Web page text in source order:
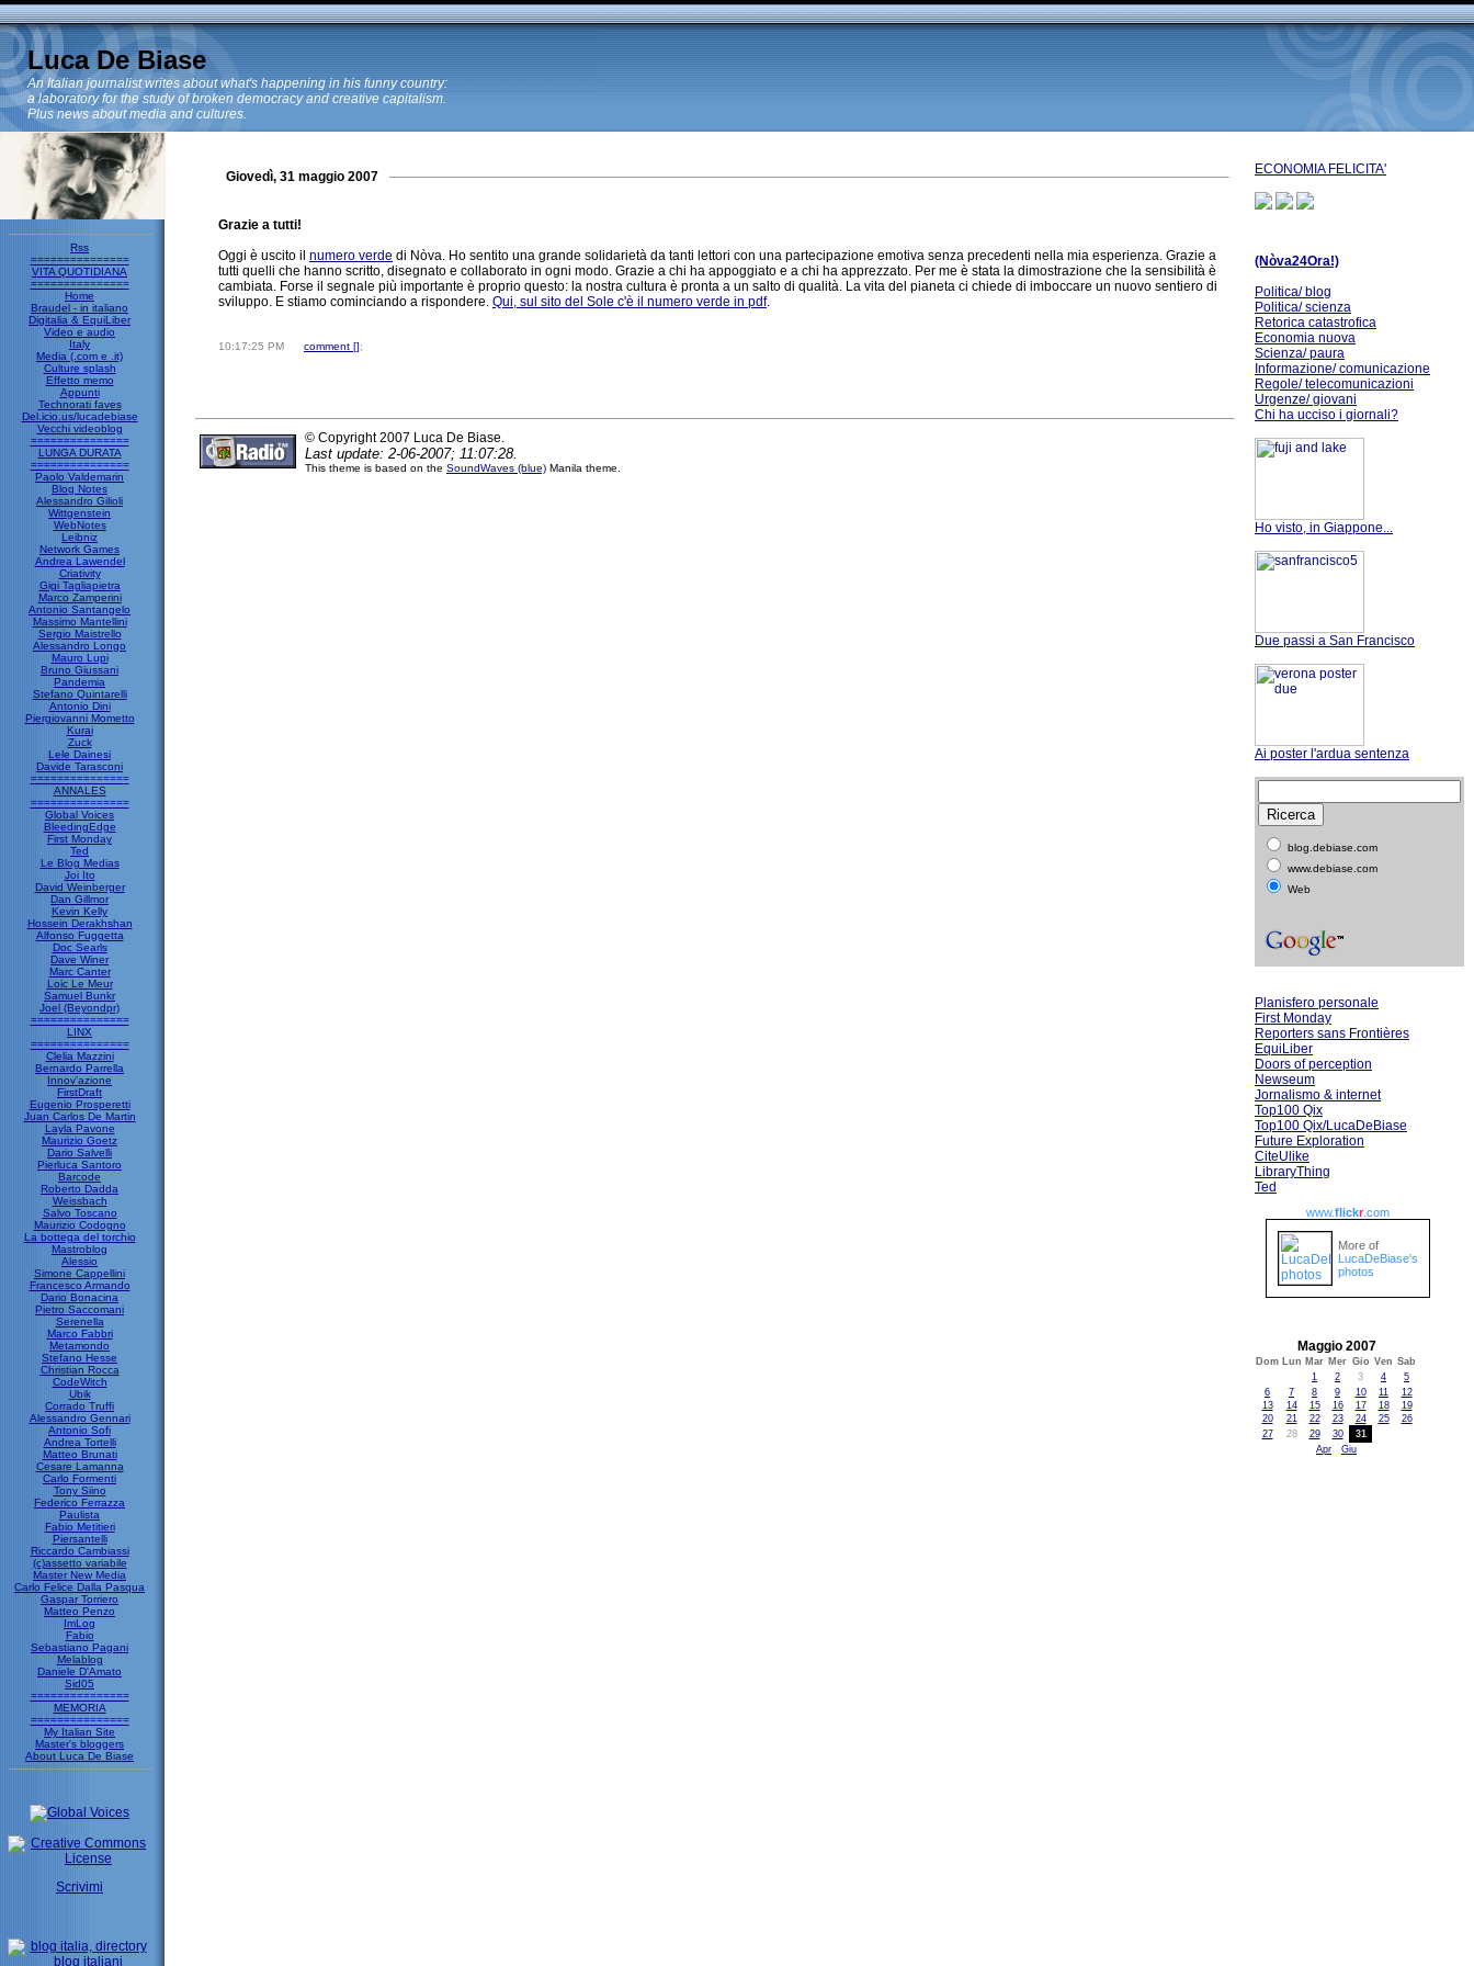
Luca De Biase
An Italian journalist writes about what's happening in his funny country:
a laboratory for the study of broken democracy and creative capitalism.
Plus news about media and cultures.
Rss
===============
VITA QUOTIDIANA
===============
Home
Braudel - in italiano
Digitalia & EquiLiber
Video e audio
Italy
Media (.com e .it)
Culture splash
Effetto memo
Appunti
Technorati faves
Del.icio.us/lucadebiase
Vecchi videoblog
===============
LUNGA DURATA
===============
Paolo Valdemarin
Blog Notes
Alessandro Gilioli
Wittgenstein
WebNotes
Leibniz
Network Games
Andrea Lawendel
Criativity
Gigi Tagliapietra
Marco Zamperini
Antonio Santangelo
Massimo Mantellini
Sergio Maistrello
Alessandro Longo
Mauro Lupi
Bruno Giussani
Pandemia
Stefano Quintarelli
Antonio Dini
Piergiovanni Mometto
Kurai
Zuck
Lele Dainesi
Davide Tarasconi
===============
ANNALES
===============
Global Voices
BleedingEdge
First Monday
Ted
Le Blog Medias
Joi Ito
David Weinberger
Dan Gillmor
Kevin Kelly
Hossein Derakhshan
Alfonso Fuggetta
Doc Searls
Dave Winer
Marc Canter
Loic Le Meur
Samuel Bunkr
Joel (Beyondpr)
===============
LINX
===============
Clelia Mazzini
Bernardo Parrella
Innov'azione
FirstDraft
Eugenio Prosperetti
Juan Carlos De Martin
Layla Pavone
Maurizio Goetz
Dario Salvelli
Pierluca Santoro
Barcode
Roberto Dadda
Weissbach
Salvo Toscano
Maurizio Codogno
La bottega del torchio
Mastroblog
Alessio
Simone Cappellini
Francesco Armando
Dario Bonacina
Pietro Saccomani
Serenella
Marco Fabbri
Metamondo
Stefano Hesse
Christian Rocca
CodeWitch
Ubik
Corrado Truffi
Alessandro Gennari
Antonio Sofi
Andrea Tortelli
Matteo Brunati
Cesare Lamanna
Carlo Formenti
Tony Siino
Federico Ferrazza
Paulista
Fabio Metitieri
Piersantelli
Riccardo Cambiassi
(c)assetto variabile
Master New Media
Carlo Felice Dalla Pasqua
Gaspar Torriero
Matteo Penzo
ImLog
Fabio
Sebastiano Pagani
Melablog
Daniele D'Amato
Sid05
===============
MEMORIA
===============
My Italian Site
Master's bloggers
About Luca De Biase
Scrivimi
Giovedì, 31 maggio 2007
Grazie a tutti!
Oggi è uscito il numero verde di Nòva. Ho sentito una grande solidarietà da tanti lettori con una partecipazione emotiva senza precedenti nella mia esperienza. Grazie a
tutti quelli che hanno scritto, disegnato e collaborato in ogni modo. Grazie a chi ha appoggiato e a chi ha apprezzato. Per me è stata la dimostrazione che la sensibilità è
cambiata. Forse il segnale più importante è proprio questo: la nostra cultura è pronta a un salto di qualità. La vita del pianeta ci chiede di imboccare un nuovo sentiero di
sviluppo. E stiamo cominciando a rispondere. Qui, sul sito del Sole c'è il numero verde in pdf.
10:17:25 PM comment [];
© Copyright 2007 Luca De Biase.
Last update: 2-06-2007; 11:07:28.
This theme is based on the SoundWaves (blue) Manila theme.
ECONOMIA FELICITA'
(Nòva24Ora!)
Politica/ blog
Politica/ scienza
Retorica catastrofica
Economia nuova
Scienza/ paura
Informazione/ comunicazione
Regole/ telecomunicazioni
Urgenze/ giovani
Chi ha ucciso i giornali?
Ho visto, in Giappone...
Due passi a San Francisco
Ai poster l'ardua sentenza
blog.debiase.com
www.debiase.com
Web
Planisfero personale
First Monday
Reporters sans Frontières
EquiLiber
Doors of perception
Newseum
Jornalismo & internet
Top100 Qix
Top100 Qix/LucaDeBiase
Future Exploration
CiteUlike
LibraryThing
Ted
www.flickr.com
More of
LucaDeBiase's
photos
Maggio 2007
Dom Lun Mar Mer Gio Ven Sab
1
2 3 4
5
6
7 8 9 10 11
12
13
14 15 16 17 18
19
20
21 22 23 24 25
26
27
28 29 30
31
Apr
Giu